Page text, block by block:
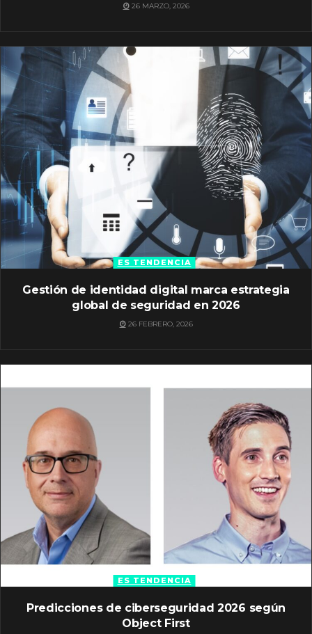
26 MARZO, 2026
ES TENDENCIA
Gestión de identidad digital marca estrategia
global de seguridad en 2026
26 FEBRERO, 2026
ES TENDENCIA
Predicciones de ciberseguridad 2026 según
Object First